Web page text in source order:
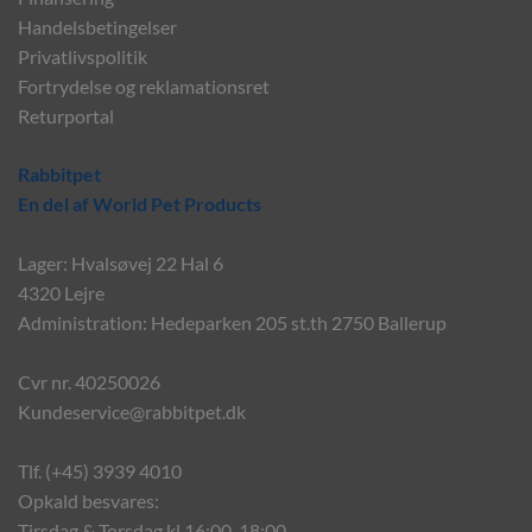
Handelsbetingelser
Privatlivspolitik
Fortrydelse og reklamationsret
Returportal
Rabbitpet
En del af World Pet Products
Lager: Hvalsøvej 22 Hal 6
4320 Lejre
Administration: Hedeparken 205 st.th 2750 Ballerup
Cvr nr. 40250026
Kundeservice@rabbitpet.dk
Tlf. (+45) 3939 4010
Opkald besvares: